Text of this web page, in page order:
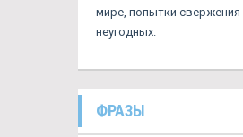
мире, попытки свержения
неугодных.
ФРАЗЫ